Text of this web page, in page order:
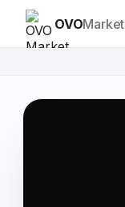
OVOMarket